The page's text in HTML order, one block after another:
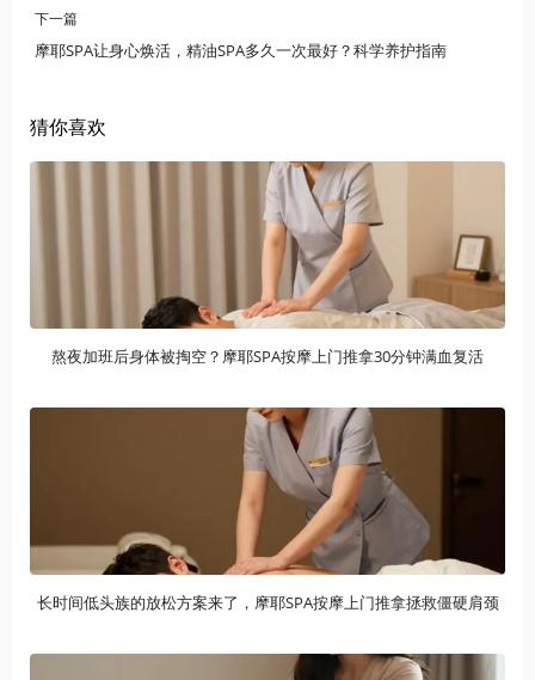
下一篇
摩耶SPA让身心焕活，精油SPA多久一次最好？科学养护指南
猜你喜欢
熬夜加班后身体被掏空？摩耶SPA按摩上门推拿30分钟满血复活
长时间低头族的放松方案来了，摩耶SPA按摩上门推拿拯救僵硬肩颈